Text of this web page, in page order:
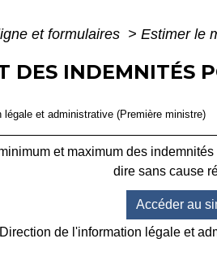
et formulaires > Estimer le
DES INDEMNITÉS
et administrative (Première ministre)
et maximum des
dire sans cause
Accéder au
Direction de l'information légale et